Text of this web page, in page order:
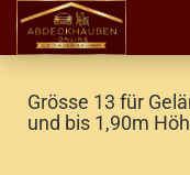
Grösse 13 für
und bis 1,90m